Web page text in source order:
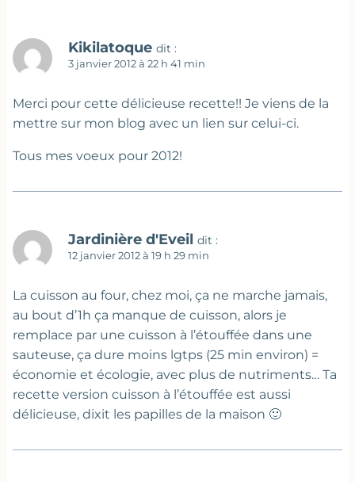
Kikilatoque dit :
3 janvier 2012 à 22 h 41 min
Merci pour cette délicieuse recette!! Je viens de la
mettre sur mon blog avec un lien sur celui-ci.
Tous mes voeux pour 2012!
Jardinière d'Eveil dit :
12 janvier 2012 à 19 h 29 min
La cuisson au four, chez moi, ça ne marche jamais,
au bout d’1h ça manque de cuisson, alors je
remplace par une cuisson à l’étouffée dans une
sauteuse, ça dure moins lgtps (25 min environ) =
économie et écologie, avec plus de nutriments… Ta
recette version cuisson à l’étouffée est aussi
délicieuse, dixit les papilles de la maison 🙂